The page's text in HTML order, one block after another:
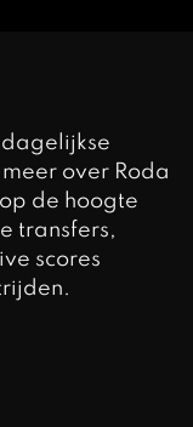
dagelijkse
over Roda
de hoogte
transfers,
scores